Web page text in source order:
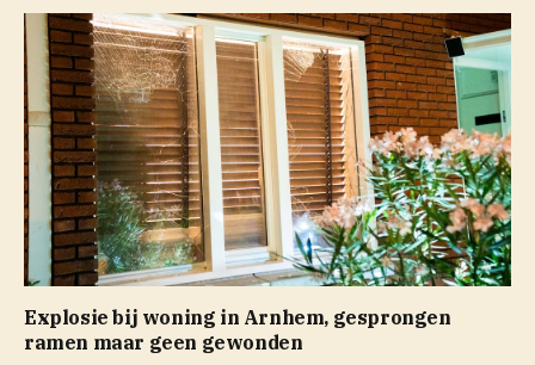
Explosie bij woning in Arnhem, gesprongen
ramen maar geen gewonden